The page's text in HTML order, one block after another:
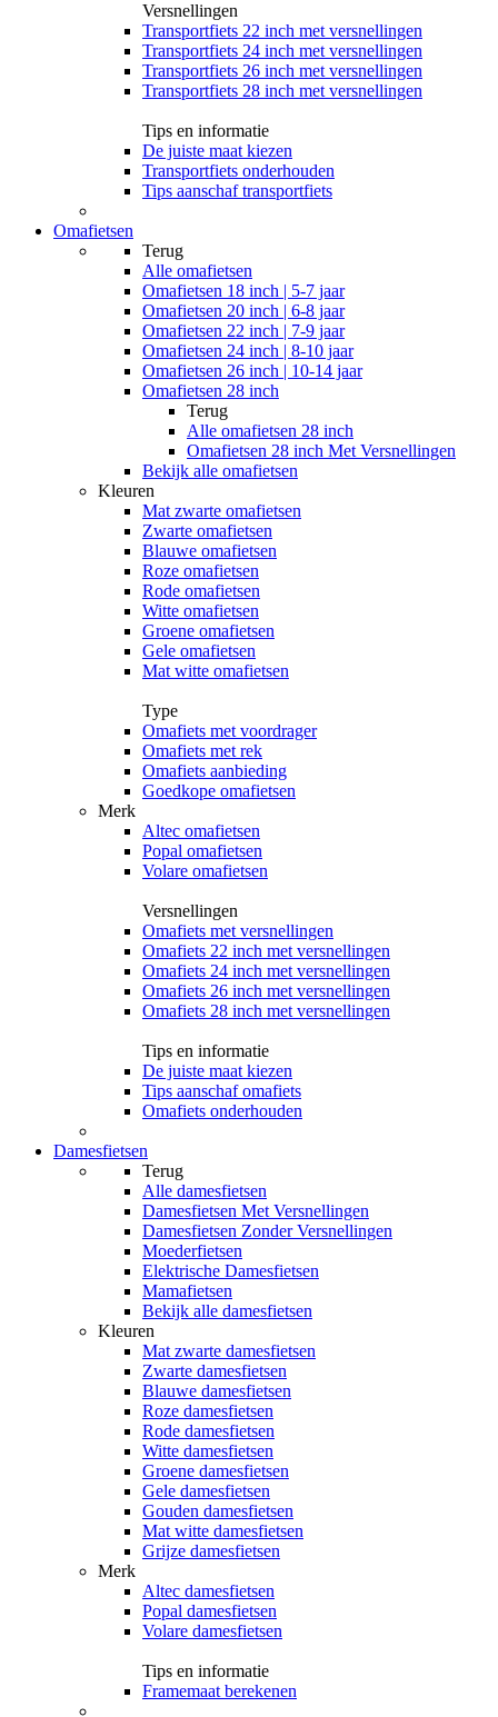
Versnellingen
Transportfiets 22 inch met versnellingen
Transportfiets 24 inch met versnellingen
Transportfiets 26 inch met versnellingen
Transportfiets 28 inch met versnellingen
Tips en informatie
De juiste maat kiezen
Transportfiets onderhouden
Tips aanschaf transportfiets
Omafietsen
Terug
Alle omafietsen
Omafietsen 18 inch | 5-7 jaar
Omafietsen 20 inch | 6-8 jaar
Omafietsen 22 inch | 7-9 jaar
Omafietsen 24 inch | 8-10 jaar
Omafietsen 26 inch | 10-14 jaar
Omafietsen 28 inch
Terug
Alle omafietsen 28 inch
Omafietsen 28 inch Met Versnellingen
Bekijk alle omafietsen
Kleuren
Mat zwarte omafietsen
Zwarte omafietsen
Blauwe omafietsen
Roze omafietsen
Rode omafietsen
Witte omafietsen
Groene omafietsen
Gele omafietsen
Mat witte omafietsen
Type
Omafiets met voordrager
Omafiets met rek
Omafiets aanbieding
Goedkope omafietsen
Merk
Altec omafietsen
Popal omafietsen
Volare omafietsen
Versnellingen
Omafiets met versnellingen
Omafiets 22 inch met versnellingen
Omafiets 24 inch met versnellingen
Omafiets 26 inch met versnellingen
Omafiets 28 inch met versnellingen
Tips en informatie
De juiste maat kiezen
Tips aanschaf omafiets
Omafiets onderhouden
Damesfietsen
Terug
Alle damesfietsen
Damesfietsen Met Versnellingen
Damesfietsen Zonder Versnellingen
Moederfietsen
Elektrische Damesfietsen
Mamafietsen
Bekijk alle damesfietsen
Kleuren
Mat zwarte damesfietsen
Zwarte damesfietsen
Blauwe damesfietsen
Roze damesfietsen
Rode damesfietsen
Witte damesfietsen
Groene damesfietsen
Gele damesfietsen
Gouden damesfietsen
Mat witte damesfietsen
Grijze damesfietsen
Merk
Altec damesfietsen
Popal damesfietsen
Volare damesfietsen
Tips en informatie
Framemaat berekenen